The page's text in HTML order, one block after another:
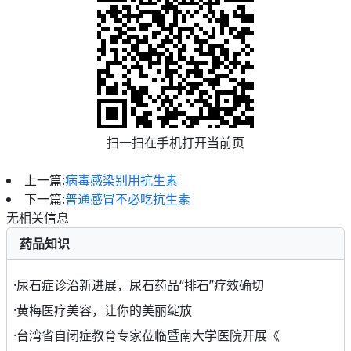
扫一扫在手机打开当前页
上一篇:病毒感染别用抗生素
下一篇:普通感冒不必吃抗生素
无相关信息
药品知识
·尿石症诊治新进展，尿石药品“排石”疗效确切
·黄梅医疗美容，让你的美丽绽放
·台湾省自闭症教育专家莅临暨南大学医院开展《